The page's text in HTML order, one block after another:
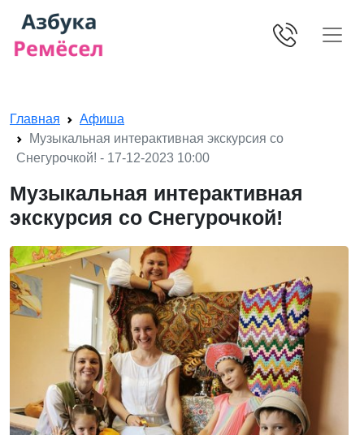
Главная
Афиша
Музыкальная интерактивная экскурсия со
Снегурочкой! - 17-12-2023 10:00
Музыкальная интерактивная
экскурсия со Снегурочкой!